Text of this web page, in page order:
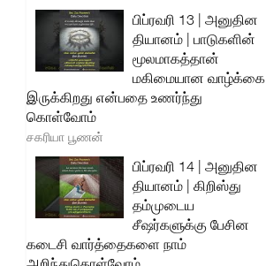
பிப்ரவரி 13 | அனுதின
தியானம் | பாடுகளின்
மூலமாகத்தான்
மகிமையான வாழ்க்கை
இருக்கிறது என்பதை உணர்ந்து
கொள்வோம்
சகரியா பூணன்
பிப்ரவரி 14 | அனுதின
தியானம் | கிறிஸ்து
தம்முடைய
சீஷர்களுக்கு பேசின
கடைசி வார்த்தைகளை நாம்